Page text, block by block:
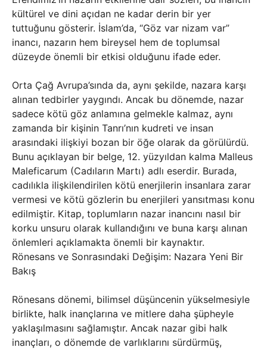
kültürel ve dini açıdan ne kadar derin bir yer
tuttuğunu gösterir. İslam’da, “Göz var nizam var”
inancı, nazarın hem bireysel hem de toplumsal
düzeyde önemli bir etkisi olduğunu ifade eder.
Orta Çağ Avrupa’sında da, aynı şekilde, nazara karşı
alınan tedbirler yaygındı. Ancak bu dönemde, nazar
sadece kötü göz anlamına gelmekle kalmaz, aynı
zamanda bir kişinin Tanrı’nın kudreti ve insan
arasındaki ilişkiyi bozan bir öğe olarak da görülürdü.
Bunu açıklayan bir belge, 12. yüzyıldan kalma Malleus
Maleficarum (Cadıların Martı) adlı eserdir. Burada,
cadılıkla ilişkilendirilen kötü enerjilerin insanlara zarar
vermesi ve kötü gözlerin bu enerjileri yansıtması konu
edilmiştir. Kitap, toplumların nazar inancını nasıl bir
korku unsuru olarak kullandığını ve buna karşı alınan
önlemleri açıklamakta önemli bir kaynaktır.
Rönesans ve Sonrasındaki Değişim: Nazara Yeni Bir
Bakış
Rönesans dönemi, bilimsel düşüncenin yükselmesiyle
birlikte, halk inançlarına ve mitlere daha şüpheyle
yaklaşılmasını sağlamıştır. Ancak nazar gibi halk
inançları, o dönemde de varlıklarını sürdürmüş,